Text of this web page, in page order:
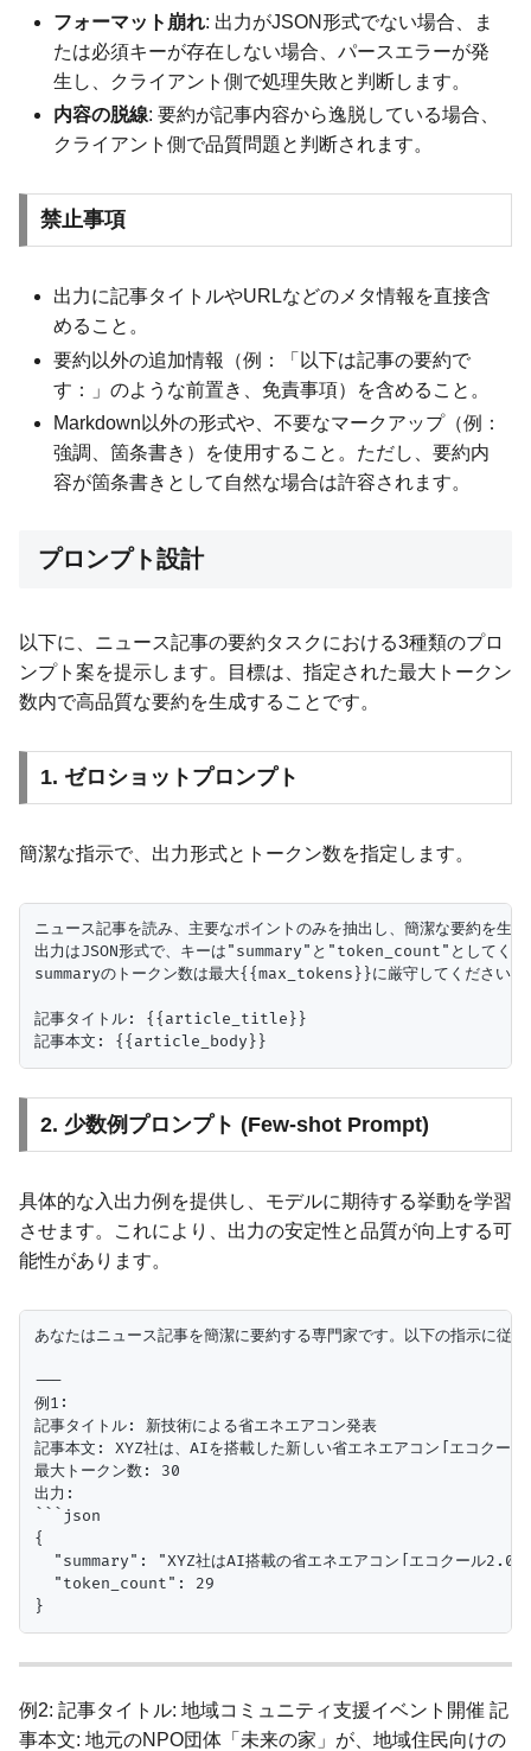
フォーマット崩れ: 出力がJSON形式でない場合、ま
たは必須キーが存在しない場合、パースエラーが発
生し、クライアント側で処理失敗と判断します。
内容の脱線: 要約が記事内容から逸脱している場合、
クライアント側で品質問題と判断されます。
禁止事項
出力に記事タイトルやURLなどのメタ情報を直接含
めること。
要約以外の追加情報（例：「以下は記事の要約で
す：」のような前置き、免責事項）を含めること。
Markdown以外の形式や、不要なマークアップ（例：
強調、箇条書き）を使用すること。ただし、要約内
容が箇条書きとして自然な場合は許容されます。
プロンプト設計
以下に、ニュース記事の要約タスクにおける3種類のプロ
ンプト案を提示します。目標は、指定された最大トークン
数内で高品質な要約を生成することです。
1. ゼロショットプロンプト
簡潔な指示で、出力形式とトークン数を指定します。
ニュース記事を読み、主要なポイントのみを抽出し、簡潔な要約を生
出力はJSON形式で、キーは"summary"と"token_count"としてくだ
summaryのトークン数は最大{{max_tokens}}に厳守してください。
記事タイトル: {{article_title}}
2. 少数例プロンプト (Few-shot Prompt)
具体的な入出力例を提供し、モデルに期待する挙動を学習
させます。これにより、出力の安定性と品質が向上する可
能性があります。
あなたはニュース記事を簡潔に要約する専門家です。以下の指示に
---
例1:
記事タイトル: 新技術による省エネエアコン発表
記事本文: XYZ社は、AIを搭載した新しい省エネエアコン「エコクー
最大トークン数: 30
出力:
```json
{
"summary": "XYZ社はAI搭載の省エネエアコン「エコクール2.0」
  "token_count": 29
例2: 記事タイトル: 地域コミュニティ支援イベント開催 記
事本文: 地元のNPO団体「未来の家」が、地域住民向けの